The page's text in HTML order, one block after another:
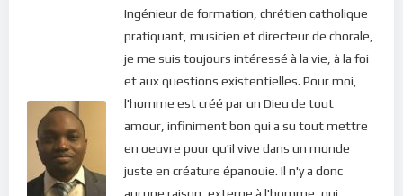
attention car cela pourrait signifier une panne de moteur,
signe d’un danger si on ne fait rien ! Alors oui, il arrive que nous
prêtions attention aux signes mais seulement quand on se
sent menacé ! Et pourtant, chaque instant de notre vie est
fait de signes. Les synchronicités sont partout; l’intuition est
omniprésente; les ressentis et les sentiments nous
rappellent à l’ordre en toute occasion… Mais évidemment, ce
genre de signes n’est presque jamais perçu, notamment
Ingénieur de formation, chrétien catholique
pratiquant, musicien et directeur de chorale,
je me suis toujours intéressé à la vie, à la foi
et aux questions existentielles. Pour moi,
l'homme est créé par un Dieu de tout
amour, infiniment bon qui a su tout mettre
en oeuvre pour qu'il vive dans un monde
juste en créature épanouie. Il n'y a donc